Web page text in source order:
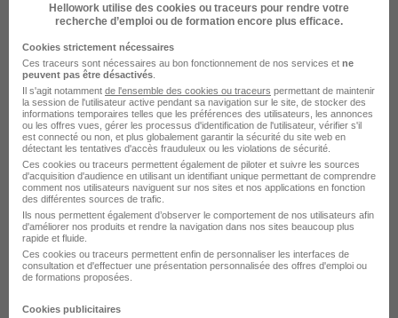
Stagiaire Assistant Administratif
Formation H/F
JD Sports
Marcq-en-Barœul - 59 Stage
Voir l’offre
il y a 11 jours
Hellowork utilise des cookies ou traceurs pour rendre votre
recherche d’emploi ou de formation encore plus efficace.
Cookies strictement nécessaires
Ces traceurs sont nécessaires au bon fonctionnement de nos services et ne
peuvent pas être désactivés
Il s'agit notamment de l'ensemble des cookies ou traceurs permettant de maintenir
la session de l'utilisateur active pendant sa navigation sur le site, de stocker des
informations temporaires telles que les préférences des utilisateurs, les annonces
ou les offres vues, gérer les processus d'identification de l'utilisateur, vérifier s'il
est connecté ou non, et plus globalement garantir la sécurité du site web en
détectant les tentatives d'accès frauduleux ou les violations de sécurité.
Ces cookies ou traceurs permettent également de piloter et suivre les sources
d'acquisition d'audience en utilisant un identifiant unique permettant de comprendre
comment nos utilisateurs naviguent sur nos sites et nos applications en fonction
des différentes sources de trafic.
Ils nous permettent également d’observer le comportement de nos utilisateurs afin
d'améliorer nos produits et rendre la navigation dans nos sites beaucoup plus
rapide et fluide.
Ces cookies ou traceurs permettent enfin de personnaliser les interfaces de
consultation et d'effectuer une présentation personnalisée des offres d'emploi ou
de formations proposées.
Cookies publicitaires